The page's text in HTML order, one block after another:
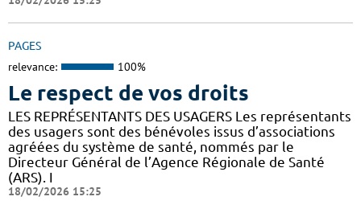
PAGES
relevance: 100%
Le respect de vos droits
LES REPRÉSENTANTS DES USAGERS Les représentants
des usagers sont des bénévoles issus d’associations
agréées du système de santé, nommés par le
Directeur Général de l’Agence Régionale de Santé
(ARS). I
18/02/2026 15:25